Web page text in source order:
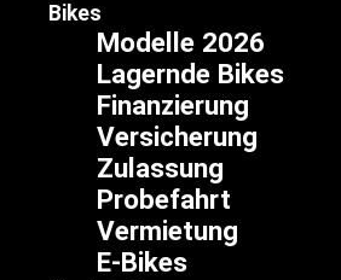
Bikes
Modelle 2026
Lagernde Bikes
Finanzierung
Versicherung
Zulassung
Probefahrt
Vermietung
E-Bikes